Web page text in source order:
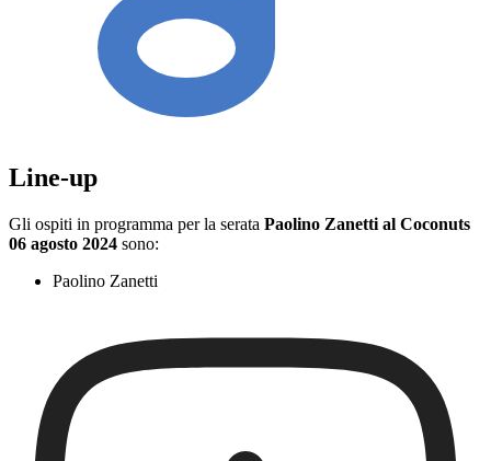
Line-up
Gli ospiti in programma per la serata Paolino Zanetti al Coconuts
06 agosto 2024 sono:
Paolino Zanetti